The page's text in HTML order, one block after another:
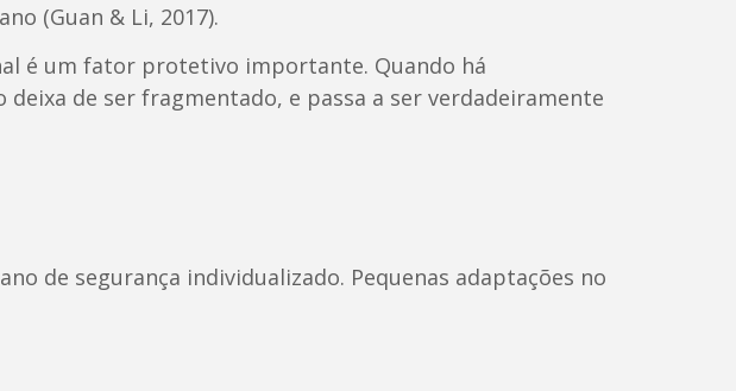
(Guan & Li, 2017).
é um fator protetivo importante. Quando há
de ser fragmentado, e passa a ser verdadeiramente
de segurança individualizado. Pequenas adaptações no